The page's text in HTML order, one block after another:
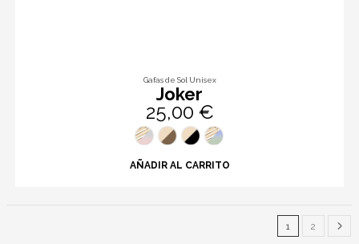
Gafas de Sol Unisex
Joker
25,00 €
AÑADIR AL CARRITO
1 2